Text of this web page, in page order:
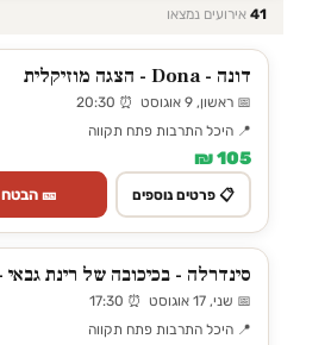
41 אירועים נמצאו
דונה - Dona - הצגה מוזיקלית
📅 ראשון, 9 אוגוסט ⏰ 20:30
📍 היכל התרבות פתח תקווה
105 ₪
📋 פרטים נוספים 🎫
סינדרלה - בכיכובה של רינת גבאי -
📅 שני, 17 אוגוסט ⏰ 17:30
📍 היכל התרבות פתח תקווה